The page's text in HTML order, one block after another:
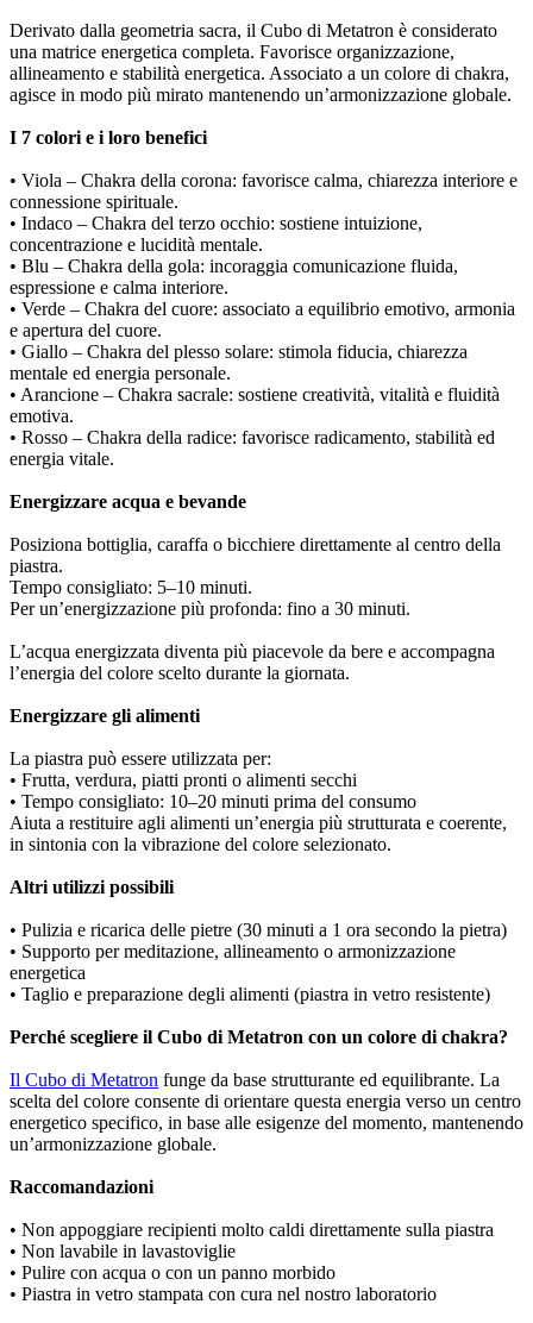
Derivato dalla geometria sacra, il Cubo di Metatron è considerato
una matrice energetica completa. Favorisce organizzazione,
allineamento e stabilità energetica. Associato a un colore di chakra,
agisce in modo più mirato mantenendo un’armonizzazione globale.
I 7 colori e i loro benefici
• Viola – Chakra della corona: favorisce calma, chiarezza interiore e
connessione spirituale.
• Indaco – Chakra del terzo occhio: sostiene intuizione,
concentrazione e lucidità mentale.
• Blu – Chakra della gola: incoraggia comunicazione fluida,
espressione e calma interiore.
• Verde – Chakra del cuore: associato a equilibrio emotivo, armonia
e apertura del cuore.
• Giallo – Chakra del plesso solare: stimola fiducia, chiarezza
mentale ed energia personale.
• Arancione – Chakra sacrale: sostiene creatività, vitalità e fluidità
emotiva.
• Rosso – Chakra della radice: favorisce radicamento, stabilità ed
energia vitale.
Energizzare acqua e bevande
Posiziona bottiglia, caraffa o bicchiere direttamente al centro della
piastra.
Tempo consigliato: 5–10 minuti.
Per un’energizzazione più profonda: fino a 30 minuti.
L’acqua energizzata diventa più piacevole da bere e accompagna
l’energia del colore scelto durante la giornata.
Energizzare gli alimenti
La piastra può essere utilizzata per:
• Frutta, verdura, piatti pronti o alimenti secchi
• Tempo consigliato: 10–20 minuti prima del consumo
Aiuta a restituire agli alimenti un’energia più strutturata e coerente,
in sintonia con la vibrazione del colore selezionato.
Altri utilizzi possibili
• Pulizia e ricarica delle pietre (30 minuti a 1 ora secondo la pietra)
• Supporto per meditazione, allineamento o armonizzazione
energetica
• Taglio e preparazione degli alimenti (piastra in vetro resistente)
Perché scegliere il Cubo di Metatron con un colore di chakra?
Il Cubo di Metatron funge da base strutturante ed equilibrante. La
scelta del colore consente di orientare questa energia verso un centro
energetico specifico, in base alle esigenze del momento, mantenendo
un’armonizzazione globale.
Raccomandazioni
• Non appoggiare recipienti molto caldi direttamente sulla piastra
• Non lavabile in lavastoviglie
• Pulire con acqua o con un panno morbido
• Piastra in vetro stampata con cura nel nostro laboratorio